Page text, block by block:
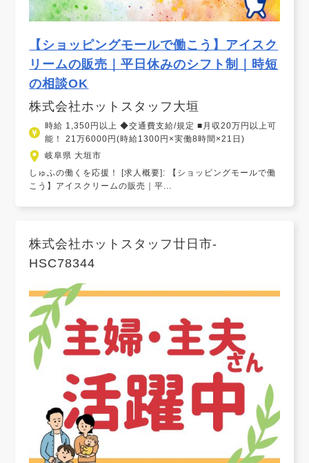
【ショッピングモールで働こう】アイスク
リームの販売｜平日休みのシフト制｜時短
の相談OK
株式会社ホットスタッフ大垣
時給 1,350円以上 ◆交通費支給/規定 ■月収20万円以上可
能！ 21万6000円(時給1300円×実働8時間×21日)
岐阜県 大垣市
しゅふの働くを応援！ [求人概要]: 【ショッピングモールで働
こう】アイスクリームの販売｜平...
株式会社ホットスタッフ廿日市-
HSC78344